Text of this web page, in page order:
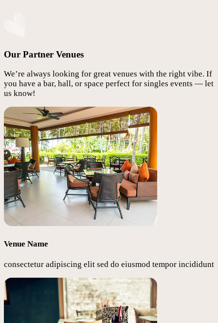
Our Partner Venues
We’re always looking for great venues with the right vibe. If
you have a bar, hall, or space perfect for singles events — let
us know!
Venue Name
consectetur adipiscing elit sed do eiusmod tempor incididunt